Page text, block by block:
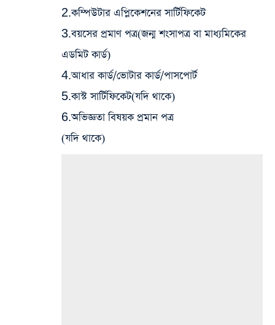
2.কম্পিউটার এপ্লিকেশনের সার্টিফিকেট
3.বয়সের প্রমাণ পত্র(জন্ম শংসাপত্র বা মাধ্যমিকের
এডমিট কার্ড)
4.আধার কার্ড/ভোটার কার্ড/পাসপোর্ট
5.কাস্ট সার্টিফিকেট(যদি থাকে)
6.অভিজ্ঞতা বিষয়ক প্রমান পত্র
(যদি থাকে)